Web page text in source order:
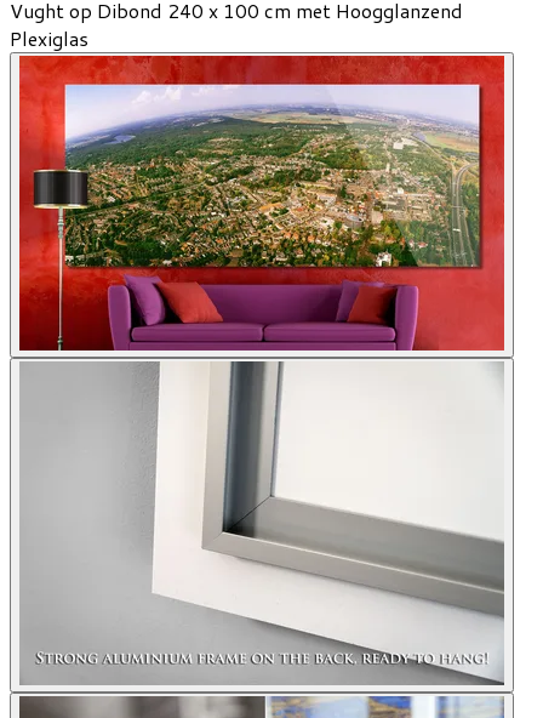
Vught op Dibond 240 x 100 cm met Hoogglanzend
Plexiglas